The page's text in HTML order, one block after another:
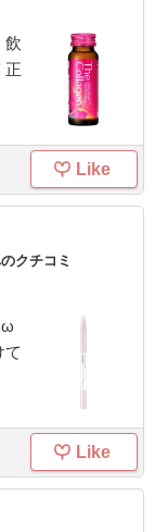
飲
正
Like
クチコミ
ω
て
Like